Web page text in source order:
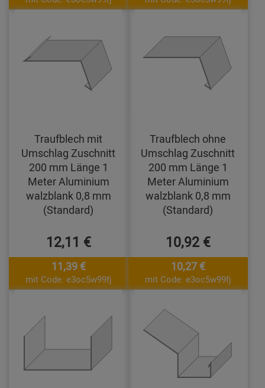
Traufblech mit
Umschlag Zuschnitt
200 mm Länge 1
Meter Aluminium
walzblank 0,8 mm
(Standard)
12,11 €
11,39 €
mit Code: e3oc5w99fj
Traufblech ohne
Umschlag Zuschnitt
200 mm Länge 1
Meter Aluminium
walzblank 0,8 mm
(Standard)
10,92 €
10,27 €
mit Code: e3oc5w99fj